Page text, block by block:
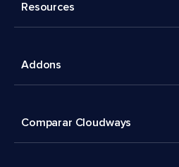
Resources
Addons
Comparar Cloudways